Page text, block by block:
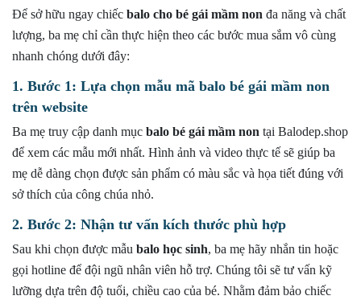
Để sở hữu ngay chiếc balo cho bé gái mầm non đa năng và chất
lượng, ba mẹ chỉ cần thực hiện theo các bước mua sắm vô cùng
nhanh chóng dưới đây:
1. Bước 1: Lựa chọn mẫu mã balo bé gái mầm non
trên website
Ba mẹ truy cập danh mục balo bé gái mầm non tại Balodep.shop
để xem các mẫu mới nhất. Hình ảnh và video thực tế sẽ giúp ba
mẹ dễ dàng chọn được sản phẩm có màu sắc và họa tiết đúng với
sở thích của công chúa nhỏ.
2. Bước 2: Nhận tư vấn kích thước phù hợp
Sau khi chọn được mẫu balo học sinh, ba mẹ hãy nhắn tin hoặc
gọi hotline để đội ngũ nhân viên hỗ trợ. Chúng tôi sẽ tư vấn kỹ
lưỡng dựa trên độ tuổi, chiều cao của bé. Nhằm đảm bảo chiếc